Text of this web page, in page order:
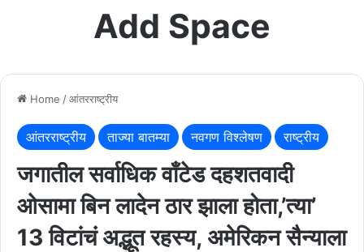
Add Space
Home /आंतरराष्ट्रीय
आंतरराष्ट्रीय ताज्या बातम्या नवगण विश्लेषण राष्ट्रीय
जगातील सर्वाधिक वाँटेड दहशतवादी
ओसामा बिन लादेन ठार झाला होता,’त्‍या’
13 विटांचं अद्भूत रहस्य, अमेरिकन सैन्याला